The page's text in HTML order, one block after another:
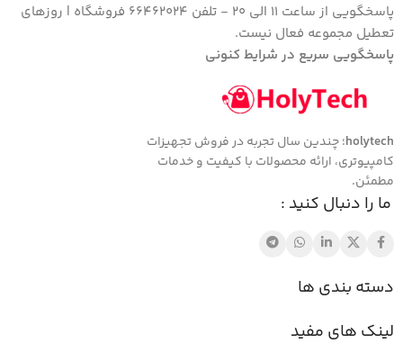
پاسخگویی از ساعت 11 الی 20 - تلفن 66462024 فروشگاه | روزهای
تعطیل مجموعه فعال نیست.
پاسخگویی سریع در شرایط کنونی
holytech؛ چندین سال تجربه در فروش تجهیزات
کامپیوتری، ارائه محصولات با کیفیت و خدمات
مطمئن.
ما را دنبال کنید :
دسته بندی ها
لینک های مفید